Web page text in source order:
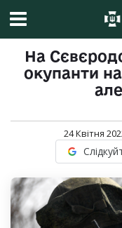
На
окупанти
24 Квітня